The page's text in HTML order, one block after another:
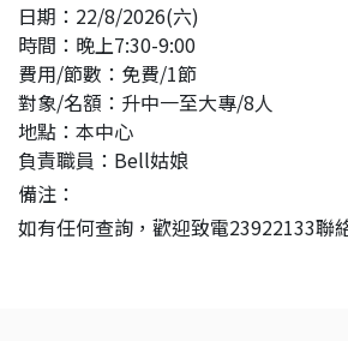
日期：22/8/2026(六)
時間：晚上7:30-9:00
費用/節數：免費/1節
對象/名額：升中一至大專/8人
地點：本中心
負責職員：Bell姑娘
備注：
如有任何查詢，歡迎致電23922133聯